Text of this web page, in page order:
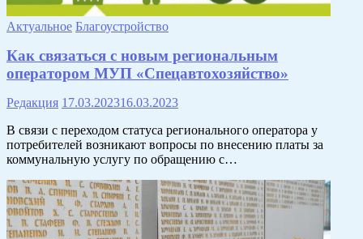
Актуальное Благоустройство
Как связаться с новым региональным
оператором МУП «Спецавтохозяйство»
Редакция 17.03.202316.03.2023
В связи с переходом статуса регионального оператора у
потребителей возникают вопросы по внесению платы за
коммунальную услугу по обращению с…